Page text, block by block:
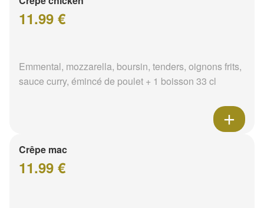
11.99 €
Emmental, mozzarella, boursin, tenders, oignons frits,
sauce curry, émincé de poulet + 1 boisson 33 cl
Crêpe mac
11.99 €